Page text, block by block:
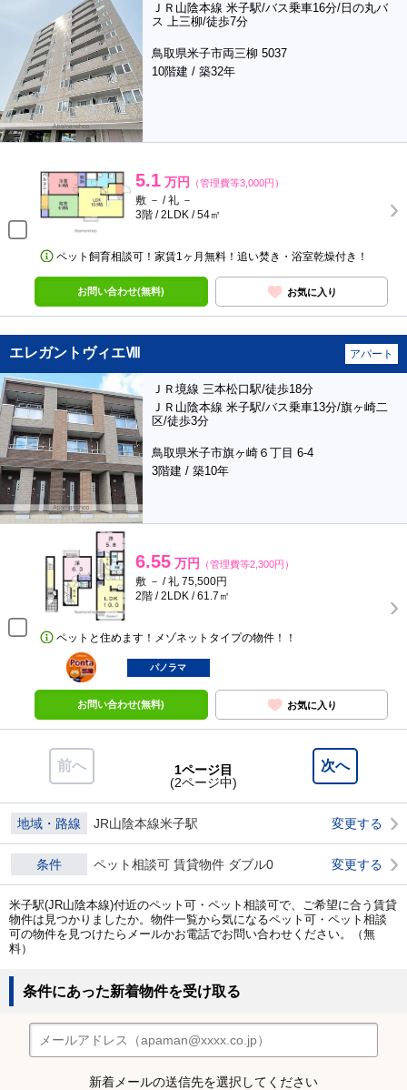
ＪＲ山陰本線 米子駅/バス乗車16分/日の丸バ
ス 上三柳/徒歩7分
鳥取県米子市両三柳 5037
10階建 / 築32年
5.1 万円 （管理費等3,000円）
敷 － / 礼 －
3階 / 2LDK / 54㎡
ペット飼育相談可！家賃1ヶ月無料！追い焚き・浴室乾燥付き！
お問い合わせ(無料) お気に入り
エレガントヴィエⅧ アパート
ＪＲ境線 三本松口駅/徒歩18分
ＪＲ山陰本線 米子駅/バス乗車13分/旗ヶ崎二
区/徒歩3分
鳥取県米子市旗ヶ崎６丁目 6-4
3階建 / 築10年
6.55 万円 （管理費等2,300円）
敷 － / 礼 75,500円
2階 / 2LDK / 61.7㎡
ペットと住めます！メゾネットタイプの物件！！
ポンタ
部屋
パノラマ
お問い合わせ(無料) お気に入り
前へ 次へ
1ページ目
(2ページ中)
地域・路線 JR山陰本線米子駅 変更する
条件 ペット相談可 賃貸物件 ダブル0 変更する
米子駅(JR山陰本線)付近のペット可・ペット相談可で、ご希望に合う賃貸
物件は見つかりましたか。物件一覧から気になるペット可・ペット相談
可の物件を見つけたらメールかお電話でお問い合わせください。（無
料）
条件にあった新着物件を受け取る
新着メールの送信先を選択してください